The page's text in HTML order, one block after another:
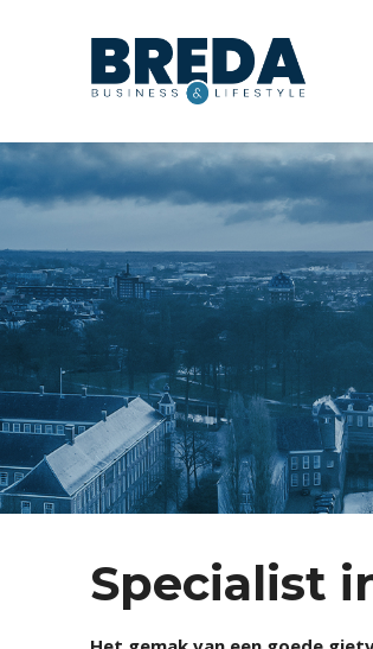
Specialist